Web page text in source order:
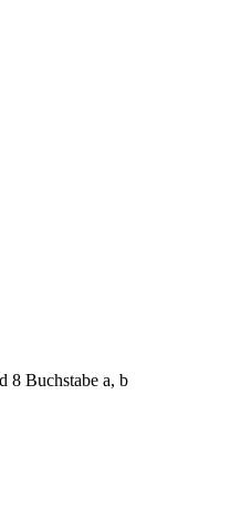
8 Buchstabe a, b